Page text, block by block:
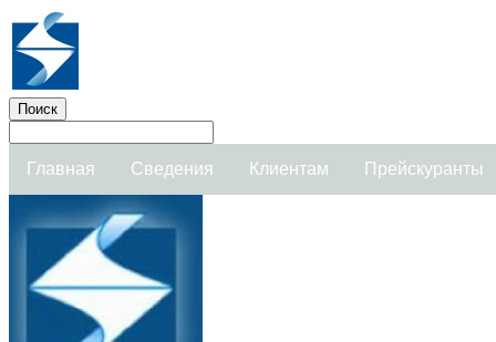
Главная Сведения Клиентам Прейскуранты